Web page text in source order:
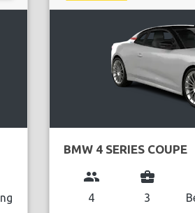
BMW 4 SERIES COUPE
group
4
business_center
3